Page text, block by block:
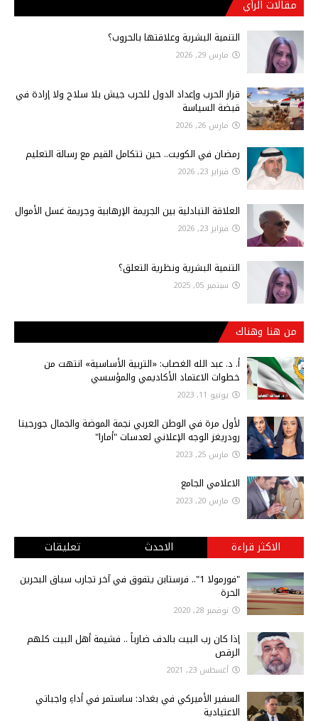
مقالات الرأي
التنمية البشرية وعلاقتها بالحروب؟
مارس 29, 2026
قرار الحرب وإعداد الدول للحرب جيش بلا سلاح ولا إرادة في
قبضة السياسة
مارس 26, 2026
رمضان في الكويت.. حين تتكامل القيم مع رسالة التعليم
فبراير 23, 2026
العلاقة التبادلية بين الجريمة الإرهابية وجريمة غسل الأموال
فبراير 23, 2026
التنمية البشرية ونظرية التعلق؟
سبتمبر 05, 2025
من هنا وهناك
أ‌. د. عبد الله الغصاب: «التربية الأساسية» انتهت من
خطوات الاعتماد الأكاديمي والمؤسسي
يونيو 11, 2023
لأول مرة في الوطن العربي نجمة الموضة والجمال جورجينا
رودريغز الوجه الإعلاني لعدسات "أمارا"
مارس 25, 2023
الاعلامي الجامع
مارس 20, 2023
الاكثر قراءة الاحدث تعليقات
"فورمولا 1".. فرستابن يتفوق في آخر تجارب سباق البحرين
الحرة
نوفمبر 28, 2020
إذا كان رب البيت بالدف ضارباً .. فشيمة أهل البيت كلهم
الرقص
أغسطس 23, 2021
السفير الأميركي في بغداد: ساستمر في أداءِ واجباتي
الاعتيادية